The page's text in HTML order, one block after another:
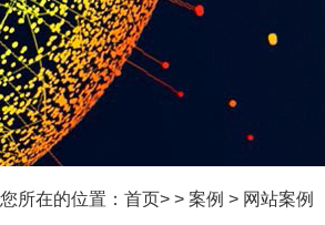
您所在的位置： 首页> > 案例 > 网站案例